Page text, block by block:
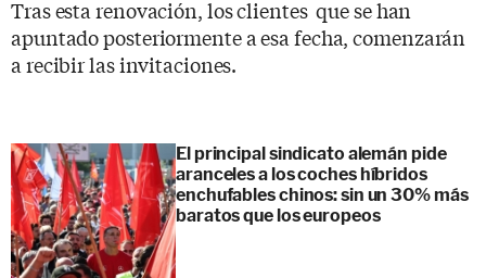
Tras esta renovación, los clientes que se han
apuntado posteriormente a esa fecha, comenzarán
a recibir las invitaciones.
El principal sindicato alemán pide
aranceles a los coches híbridos
enchufables chinos: sin un 30% más
baratos que los europeos